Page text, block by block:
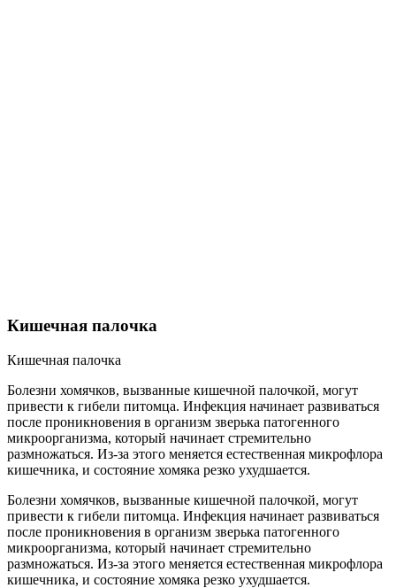
Кишечная палочка
Кишечная палочка
Болезни хомячков, вызванные кишечной палочкой, могут
привести к гибели питомца. Инфекция начинает развиваться
после проникновения в организм зверька патогенного
микроорганизма, который начинает стремительно
размножаться. Из-за этого меняется естественная микрофлора
кишечника, и состояние хомяка резко ухудшается.
Болезни хомячков, вызванные кишечной палочкой, могут
привести к гибели питомца. Инфекция начинает развиваться
после проникновения в организм зверька патогенного
микроорганизма, который начинает стремительно
размножаться. Из-за этого меняется естественная микрофлора
кишечника, и состояние хомяка резко ухудшается.